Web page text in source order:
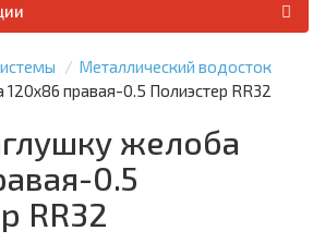
Металлический водосток
правая-0.5 Полиэстер RR32
желоба
0.5
RR32